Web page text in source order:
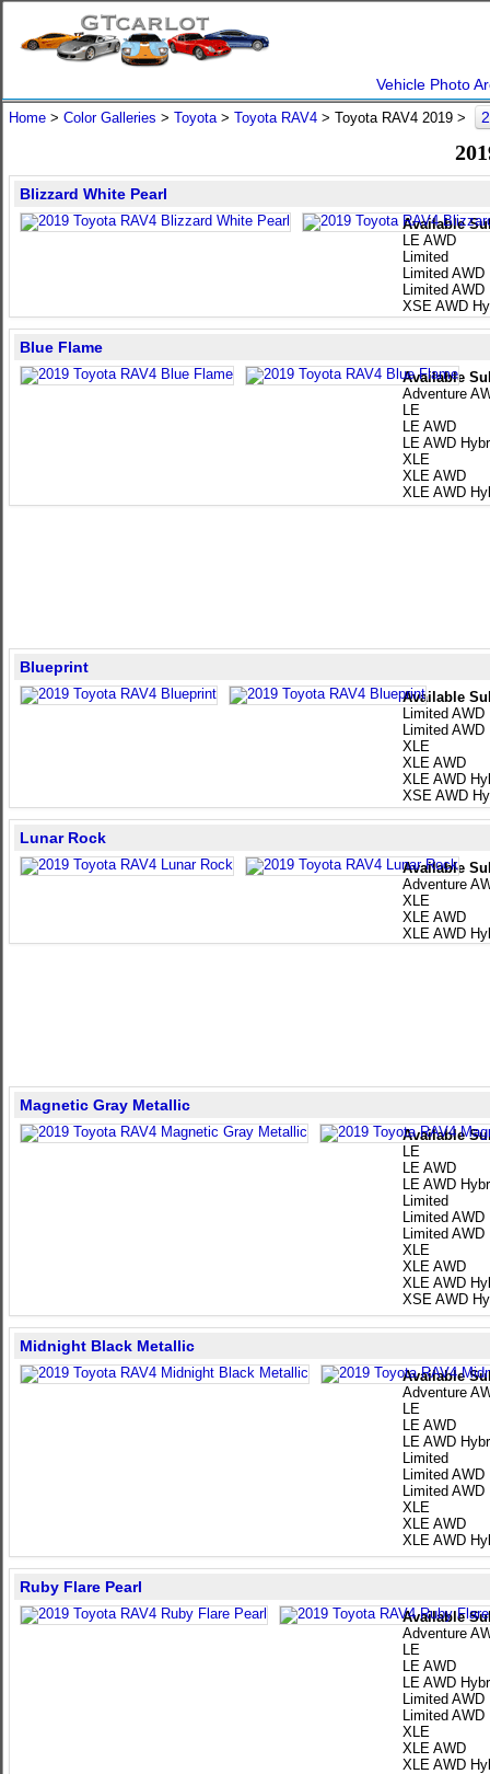
Vehicle Photo
Home > Color Galleries > Toyota> Toyota RAV4 > Toyota RAV4 2019 >
Available
LE AWD
Limited
Limited AWD
Limited AWD
XSE AWD
Blizzard White Pearl
Available
Adventure
LE
LE AWD
LE AWD
XLE
XLE AWD
XLE AWD
Blue Flame
Available
Limited AWD
Limited AWD
XLE
XLE AWD
XLE AWD
XSE AWD
Blueprint
Available
Adventure
XLE
XLE AWD
XLE AWD
Lunar Rock
Available
LE
LE AWD
LE AWD
Limited
Limited AWD
Limited AWD
XLE
XLE AWD
XLE AWD
XSE AWD
Magnetic Gray Metallic
Available
Adventure
LE
LE AWD
LE AWD
Limited
Limited AWD
Limited AWD
XLE
XLE AWD
XLE AWD
Midnight Black Metallic
Available
Adventure
LE
LE AWD
LE AWD
Limited AWD
Limited AWD
XLE
XLE AWD
XLE AWD
Ruby Flare Pearl